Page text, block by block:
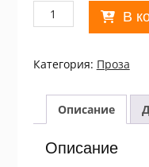
Количество
товара
Жуховицкий,
Хеселинд.
любви.
Диалог
В
Категория: Проза
Описание
Описание